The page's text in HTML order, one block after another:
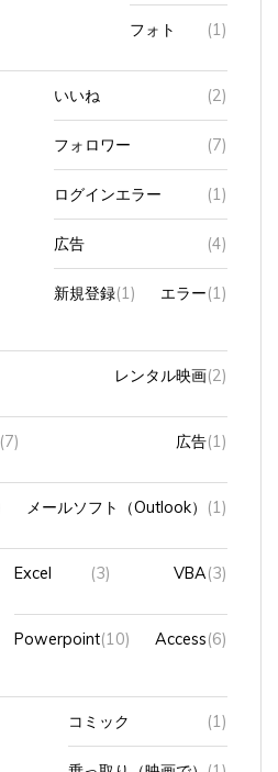
フォト (1)
いいね (2)
フォロワー (7)
ログインエラー (1)
広告 (4)
新規登録 (1) エラー (1)
レンタル映画(2)
(7) 広告 (1)
メールソフト（Outlook） (1)
Excel (3) VBA (3)
Powerpoint (10) Access (6)
コミック (1)
乗っ取り（映画で） (1)